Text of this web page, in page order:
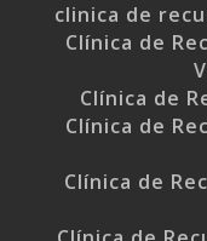
clinica de
Clínica de
Clínica de
Clínica de
Clínica de